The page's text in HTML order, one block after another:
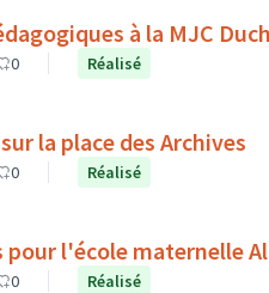
à la MJC
0 Réalisé
la place des Archives
0 Réalisé
pour l'école maternelle
0 Réalisé